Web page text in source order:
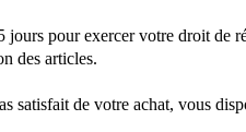
pour exercer votre droit de
des articles.
satisfait de votre achat, vous